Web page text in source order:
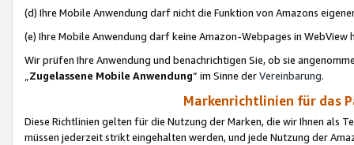
(d) Ihre Mobile Anwendung darf nicht die Funktion von Amazons
(e) Ihre Mobile Anwendung darf keine Amazon-Webpages in WebView
Wir prüfen Ihre Anwendung und benachrichtigen Sie, ob sie
„Zugelassene Mobile Anwendung“ im Sinne derVereinbarung.
Markenrichtlinien für das
Diese Richtlinien gelten für die Nutzung der Marken, die wir Ihnen als
müssen jederzeit strikt eingehalten werden, und jede Nutzung der